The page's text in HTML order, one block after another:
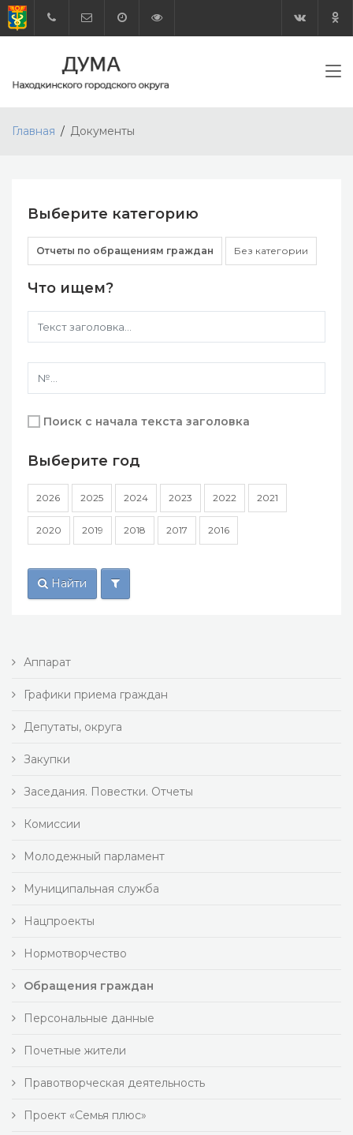
Главная Документы
Выберите категорию
Отчеты по обращениям граждан Без категории
Что ищем?
Поиск с начала текста заголовка
Выберите год
2026 2025 2024 2023 2022 2021
2020 2019 2018 2017 2016
Найти
Аппарат
Графики приема граждан
Депутаты, округа
Закупки
Заседания. Повестки. Отчеты
Комиссии
Молодежный парламент
Муниципальная служба
Нацпроекты
Нормотворчество
Обращения граждан
Персональные данные
Почетные жители
Правотворческая деятельность
Проект «Семья плюс»